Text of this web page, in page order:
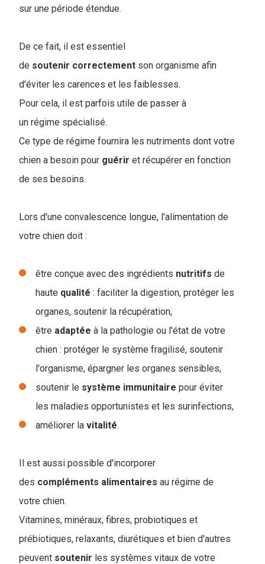
sur une période étendue.
De ce fait, il est essentiel
de soutenir correctement son organisme afin
d'éviter les carences et les faiblesses.
Pour cela, il est parfois utile de passer à
un régime spécialisé.
Ce type de régime fournira les nutriments dont votre
chien a besoin pour guérir et récupérer en fonction
de ses besoins.
Lors d'une convalescence longue, l'alimentation de
votre chien doit :
être conçue avec des ingrédients nutritifs de
haute qualité : faciliter la digestion, protéger les
organes, soutenir la récupération,
être adaptée à la pathologie ou l'état de votre
chien : protéger le système fragilisé, soutenir
l'organisme, épargner les organes sensibles,
soutenir le système immunitaire pour éviter
les maladies opportunistes et les surinfections,
améliorer la vitalité.
Il est aussi possible d'incorporer
des compléments alimentaires au régime de
votre chien.
Vitamines, minéraux, fibres, probiotiques et
prébiotiques, relaxants, diurétiques et bien d'autres
peuvent soutenir les systèmes vitaux de votre